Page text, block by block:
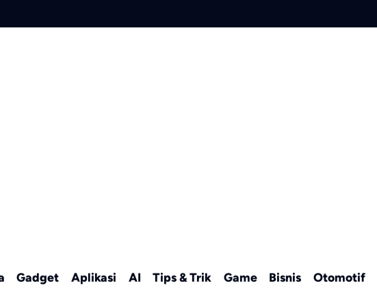
Gadget Aplikasi AI Tips & Trik Game Bisnis Otomotif